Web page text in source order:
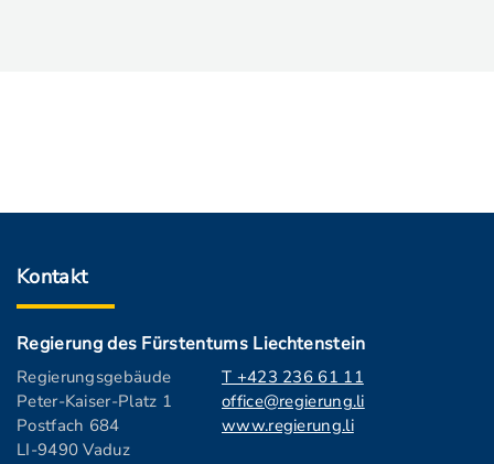
Kontakt
Regierung des Fürstentums Liechtenstein
Regierungsgebäude
Peter-Kaiser-Platz 1
Postfach 684
LI-9490 Vaduz
T +423 236 61 11
office@regierung.li
www.regierung.li